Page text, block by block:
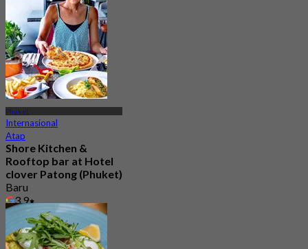
Phuket
Internasional
Atap
Shore Kitchen &
Rooftop bar at Hotel
clover Patong (Phuket)
Baru
3.9
Dari฿ 495